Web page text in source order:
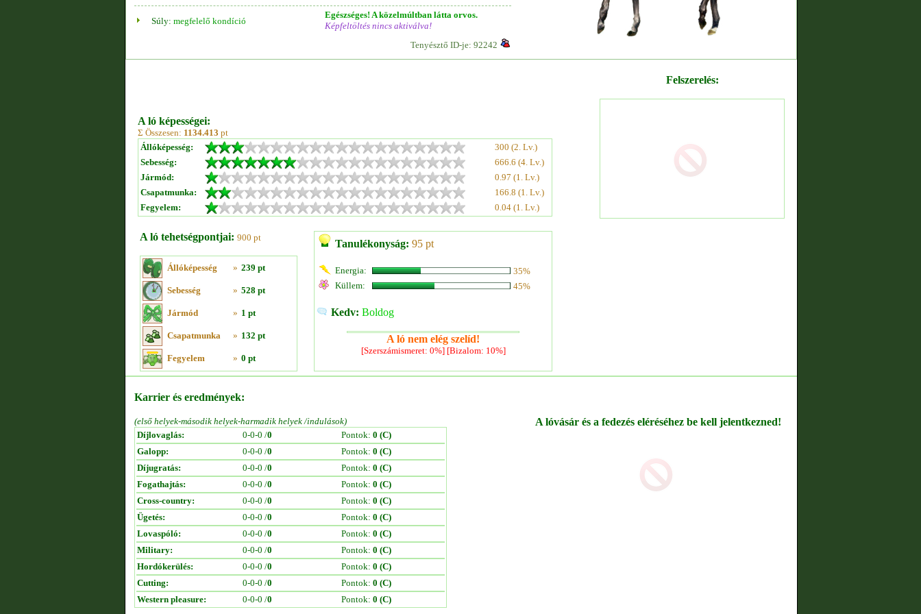
Súly: megfelelő kondíció
Egészséges! A közelmúltban látta orvos.
Képfeltöltés nincs aktiválva!
Tenyésztő ID-je: 92242
A ló képességei:
Σ Összesen: 1134.413 pt
Állóképesség:
300 (2. Lv.)
Sebesség:
666.6 (4. Lv.)
Jármód:
0.97 (1. Lv.)
Csapatmunka:
166.8 (1. Lv.)
Fegyelem:
0.04 (1. Lv.)
A ló tehetségpontjai: 900 pt
Állóképesség » 239 pt
Sebesség » 528 pt
Jármód » 1 pt
Csapatmunka » 132 pt
Fegyelem » 0 pt
Tanulékonyság: 95 pt
Energia:
35%
Küllem:
45%
Kedv: Boldog
A ló nem elég szelíd!
[Szerszámismeret: 0%] [Bizalom: 10%]
Felszerelés:
Karrier és eredmények:
(első helyek-második helyek-harmadik helyek /indulások)
Díjlovaglás:
0-0-0 /0 Pontok: 0 (C)
Galopp:
0-0-0 /0 Pontok: 0 (C)
Díjugratás:
0-0-0 /0 Pontok: 0 (C)
Fogathajtás:
0-0-0 /0 Pontok: 0 (C)
Cross-country:
0-0-0 /0 Pontok: 0 (C)
Ügetés:
0-0-0 /0 Pontok: 0 (C)
Lovaspóló:
0-0-0 /0 Pontok: 0 (C)
Military:
0-0-0 /0 Pontok: 0 (C)
Hordókerülés:
0-0-0 /0 Pontok: 0 (C)
Cutting:
0-0-0 /0 Pontok: 0 (C)
Western pleasure:
0-0-0 /0 Pontok: 0 (C)
A lóvásár és a fedezés eléréséhez be kell jelentkezned!